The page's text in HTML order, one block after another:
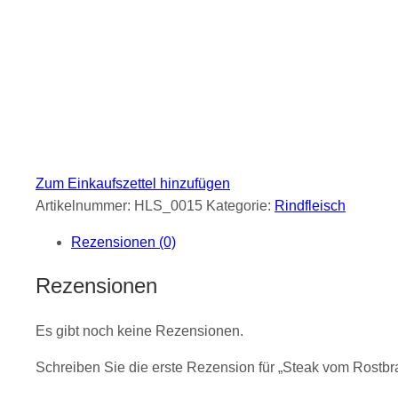
Zum Einkaufszettel hinzufügen
Artikelnummer: HLS_0015 Kategorie: Rindfleisch
Rezensionen (0)
Rezensionen
Es gibt noch keine Rezensionen.
Schreiben Sie die erste Rezension für „Steak vom